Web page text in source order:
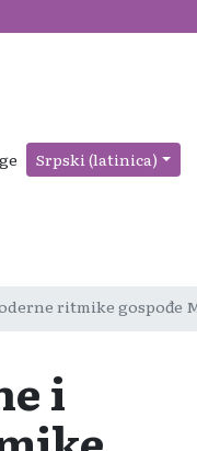
Srpski (latinica)
ritmike gospođe
i